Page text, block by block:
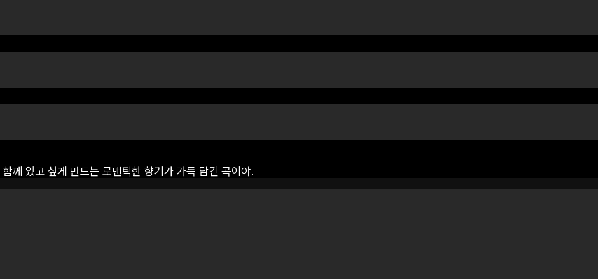
함께 있고 싶게 만드는 로맨틱한 향기가 가득 담긴 곡이야.